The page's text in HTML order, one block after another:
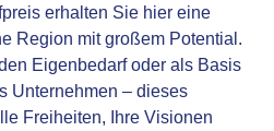
erhalten Sie hier eine
Region mit großem Potential.
Eigenbedarf oder als Basis
Unternehmen – dieses
Freiheiten, Ihre Visionen